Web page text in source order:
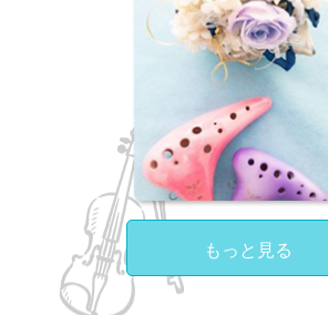
もっと見る